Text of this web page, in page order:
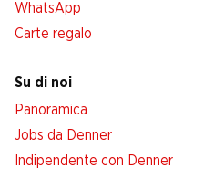
WhatsApp
Carte regalo
Su di noi
Panoramica
Jobs da Denner
Indipendente con Denner